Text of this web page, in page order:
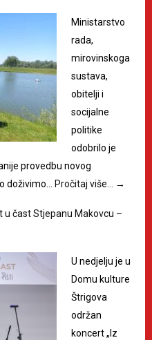
Ministarstvo
rada,
mirovinskoga
sustava,
obitelji i
socijalne
politike
odobrilo je
provedbu novog
doživimo…
Pročitaj više… →
u čast Stjepanu Makovcu –
U nedjelju je u
Domu kulture
Štrigova
održan
koncert „Iz